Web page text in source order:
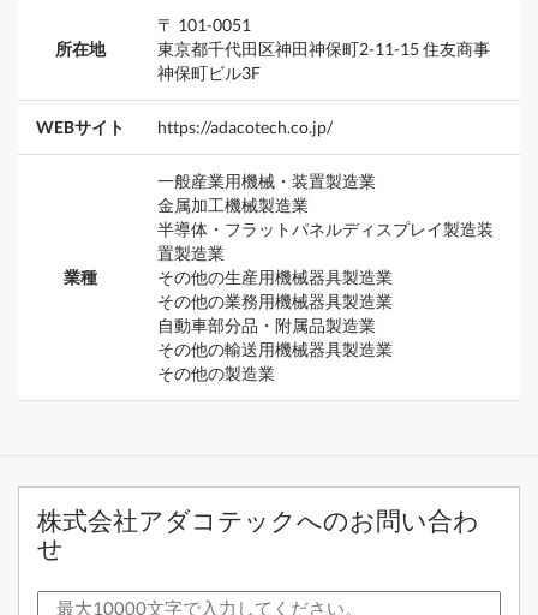
所在地
〒 101-0051
東京都千代田区神田神保町2-11-15 住友商事
神保町ビル3F
WEBサイト https://adacotech.co.jp/
業種
一般産業用機械・装置製造業
金属加工機械製造業
半導体・フラットパネルディスプレイ製造装
置製造業
その他の生産用機械器具製造業
その他の業務用機械器具製造業
自動車部分品・附属品製造業
その他の輸送用機械器具製造業
その他の製造業
株式会社アダコテックへのお問い合わ
せ